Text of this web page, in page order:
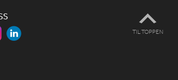
TIL TOPPEN